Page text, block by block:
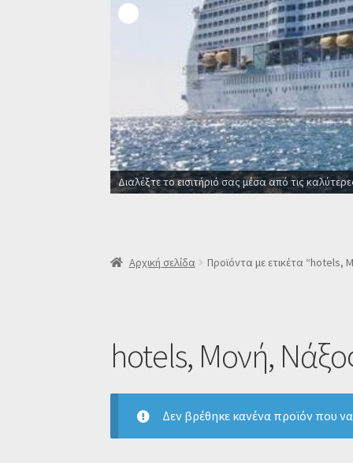
Διαλέξτε το εισιτήριό σας μέσα από τις
Αρχική σελίδα Προϊόντα με ετικέτα “hotels,
hotels, Μονή,
Δεν βρέθηκε κανένα προϊόν που